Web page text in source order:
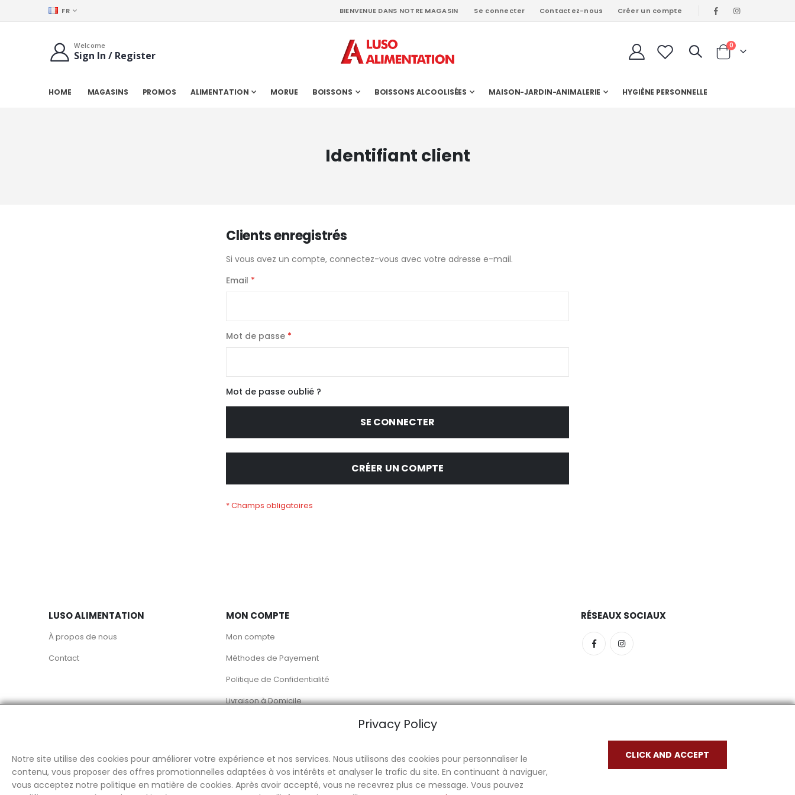
LANGUE
FR BIENVENUE DANS NOTRE MAGASIN Se connecter Contactez-nous Créer un compte
Welcome
Sign In / Register Cart
0articles
HOME MAGASINS PROMOS ALIMENTATION MORUE BOISSONS BOISSONS ALCOOLISÉES MAISON-JARDIN-ANIMALERIE HYGIÈNE PERSONNELLE
Identifiant client
Clients enregistrés
Si vous avez un compte, connectez-vous avec votre adresse e-mail.
Email
Mot de passe
Mot de passe oublié ?
SE CONNECTER
CRÉER UN COMPTE
Privacy Policy
Notre site utilise des cookies pour améliorer votre expérience et nos services. Nous utilisons des cookies pour personnaliser le
contenu, vous proposer des offres promotionnelles adaptées à vos intérêts et analyser le trafic du site. En continuant à naviguer,
vous acceptez notre politique en matière de cookies. Après avoir accepté, vous ne recevrez plus ce message. Vous pouvez
CLICK AND ACCEPT
LUSO ALIMENTATION
À propos de nous
Contact
MON COMPTE
Mon compte
Méthodes de Payement
Politique de Confidentialité
Livraison à Domicile
RÉSEAUX SOCIAUX